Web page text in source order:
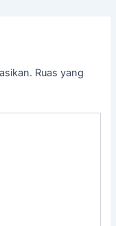
Ruas yang